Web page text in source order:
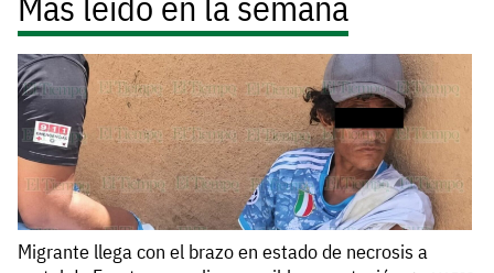
Migrante llega con el brazo en estado de necrosis a